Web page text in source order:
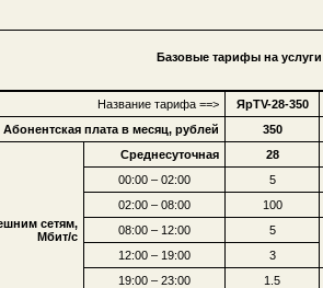
Базовые тарифы на услуги
Название тарифа ==>
ЯрTV-28-350
Абонентская плата в месяц, рублей
350
сетям,
Мбит/с
Среднесуточная
28
00:00 – 02:00
5
02:00 – 08:00
100
08:00 – 12:00
5
12:00 – 19:00
3
19:00 – 23:00
1.5